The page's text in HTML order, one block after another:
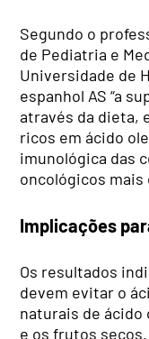
Segundo o
de Pediatria e
Universidade de
espanhol AS “a
através da dieta,
ricos em ácido
imunológica das
oncológicos mais
Implicações
Os resultados
devem evitar o
naturais de ácido
e os frutos